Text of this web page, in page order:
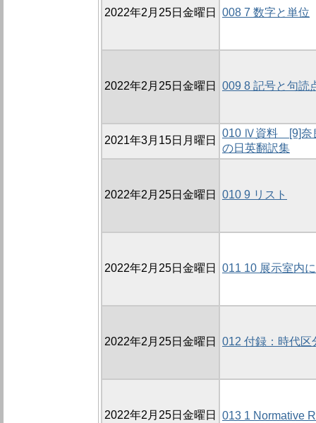
2022年2月25日金曜日 008 7 数字と単位
2022年2月25日金曜日 009 8 記号と句読
2021年3月15日月曜日
010 Ⅳ資料 [9]奈
の日英翻訳集
2022年2月25日金曜日 010 9 リスト
2022年2月25日金曜日 011 10 展示室内
2022年2月25日金曜日 012 付録：時代区
2022年2月25日金曜日 013 1 Normative